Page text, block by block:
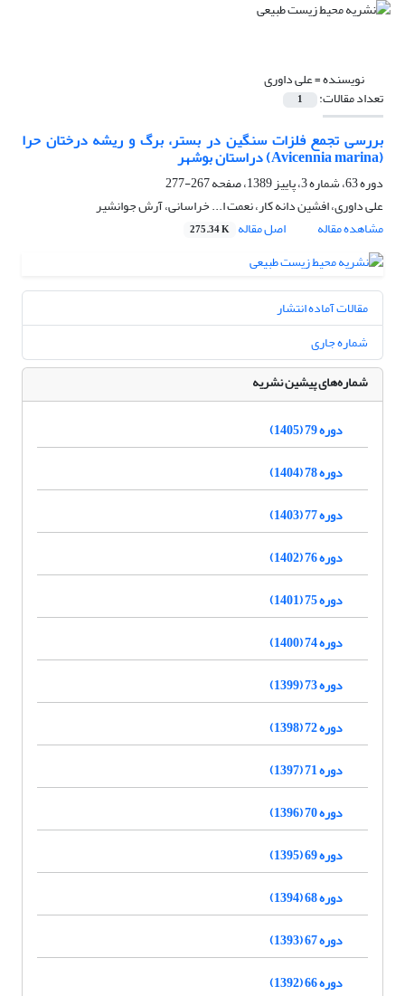
نویسنده =علی داوری
تعداد مقالات: 1
بررسی تجمع فلزات سنگین در بستر، برگ و ریشه درختان حرا
(Avicennia marina) دراستان بوشهر
دوره 63، شماره 3، پاییز 1389، صفحه
267-277
علی داوری، افشین دانه کار، نعمت ا... خراسانی، آرش جوانشیر
مشاهده مقاله
اصل مقاله 275.34 K
مقالات آماده انتشار
شماره جاری
شماره‌های پیشین نشریه
دوره 79 (1405)
دوره 78 (1404)
دوره 77 (1403)
دوره 76 (1402)
دوره 75 (1401)
دوره 74 (1400)
دوره 73 (1399)
دوره 72 (1398)
دوره 71 (1397)
دوره 70 (1396)
دوره 69 (1395)
دوره 68 (1394)
دوره 67 (1393)
دوره 66 (1392)